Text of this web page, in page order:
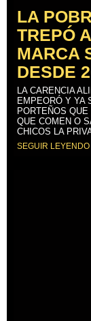
LA
TREPÓ
MARCA
DESDE
LA CARENCIA
EMPEORÓ Y YA
PORTEÑOS
QUE COMEN O
CHICOS LA
SEGUIR LEYENDO